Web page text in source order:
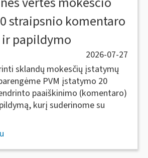
straipsnio komentaro
papildymo
2026-07-27
sklandų mokesčių įstatymų
PVM įstatymo 20
paaiškinimo (komentaro)
kurį suderinome su